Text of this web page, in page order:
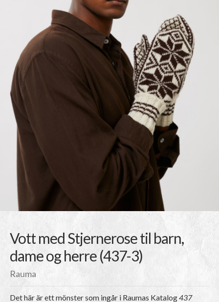
Vott med Stjernerose til barn,
dame og herre (437-3)
Rauma
Det här är ett mönster som ingår i Raumas Katalog437